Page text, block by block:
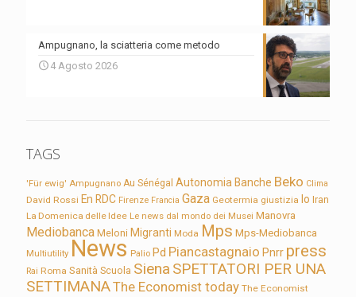
Ampugnano, la sciatteria come metodo
4 Agosto 2026
TAGS
'Für ewig' Ampugnano Au Sénégal Autonomia Banche Beko Clima
David Rossi En RDC Firenze Francia Gaza Geotermia giustizia Io Iran
La Domenica delle Idee Le news dal mondo dei Musei Manovra
Mediobanca Meloni Migranti Moda Mps Mps-Mediobanca
Multiutility News Palio Pd Piancastagnaio Pnrr press
Rai Roma Sanità Scuola Siena SPETTATORI PER UNA
SETTIMANAThe Economist today The Economist